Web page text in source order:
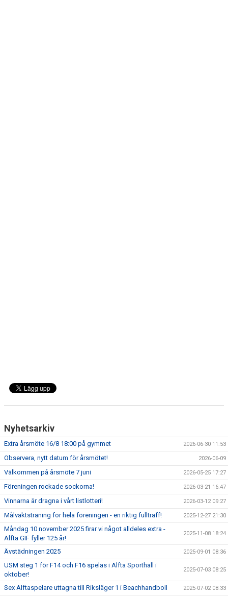
Nyhetsarkiv
Extra årsmöte 16/8 18:00 på gymmet 2026-06-30 11:53
Observera, nytt datum för årsmötet! 2026-06-09
Välkommen på årsmöte 7 juni 2026-05-25 17:27
Föreningen rockade sockorna! 2026-03-21 16:47
Vinnarna är dragna i vårt listlotteri! 2026-03-12 09:27
Målvaktsträning för hela föreningen - en riktig fullträff! 2025-12-27 21:30
Måndag 10 november 2025 firar vi något alldeles extra -
Alfta GIF fyller 125 år!
2025-11-08 18:24
Ävstädningen 2025 2025-09-01 08:36
USM steg 1 för F14 och F16 spelas i Alfta Sporthall i
oktober!
2025-07-03 08:25
Sex Alftaspelare uttagna till Riksläger 1 i Beachhandboll 2025-07-02 08:33